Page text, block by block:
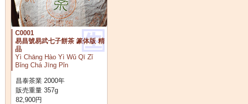
C0001
易昌號易武七子餅茶 篆体版 精
品
Yì Chāng Hào Yì Wǔ Qī Zǐ
Bǐng Chá Jīng Pǐn
昌泰茶業 2000年
販売重量 357g
82,900円